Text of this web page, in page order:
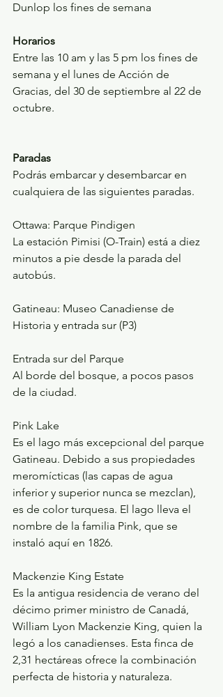
Dunlop los fines de semana
Horarios
Entre las 10 am y las 5 pm los fines de
semana y el lunes de Acción de
Gracias, del 30 de septiembre al 22 de
octubre.
Paradas
Podrás embarcar y desembarcar en
cualquiera de las siguientes paradas.
Ottawa: Parque Pindigen
La estación Pimisi (O-Train) está a diez
minutos a pie desde la parada del
autobús.
Gatineau: Museo Canadiense de
Historia y entrada sur (P3)
Entrada sur del Parque
Al borde del bosque, a pocos pasos
de la ciudad.
Pink Lake
Es el lago más excepcional del parque
Gatineau. Debido a sus propiedades
meromícticas (las capas de agua
inferior y superior nunca se mezclan),
es de color turquesa. El lago lleva el
nombre de la familia Pink, que se
instaló aquí en 1826.
Mackenzie King Estate
Es la antigua residencia de verano del
décimo primer ministro de Canadá,
William Lyon Mackenzie King, quien la
legó a los canadienses. Esta finca de
2,31 hectáreas ofrece la combinación
perfecta de historia y naturaleza.